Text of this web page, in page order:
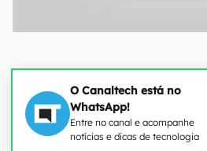
O Canaltech está no
WhatsApp!
Entre no canal e acompanhe
notícias e dicas de tecnologia